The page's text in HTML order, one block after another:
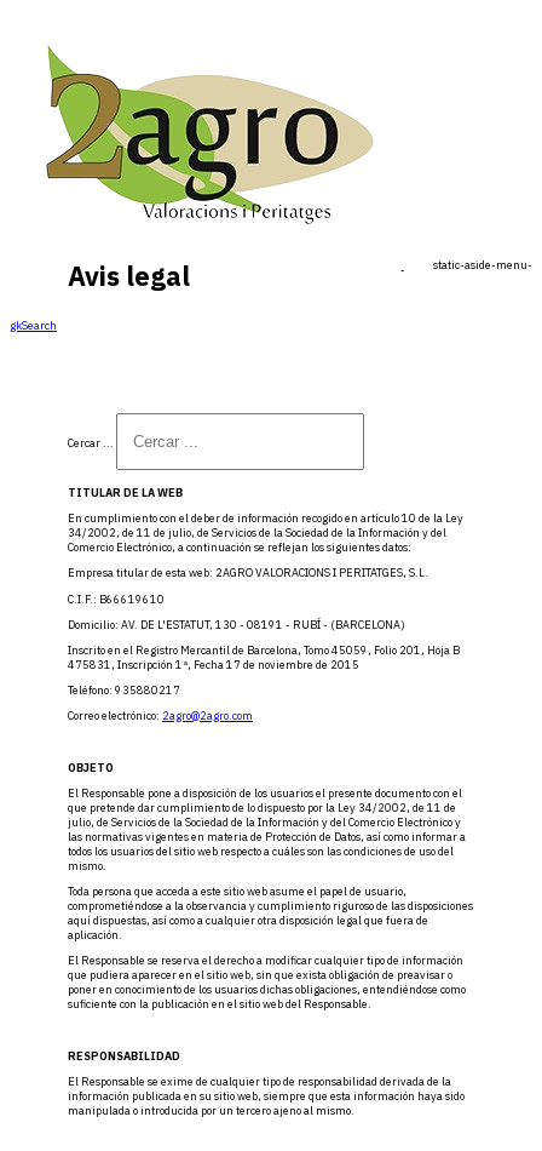
static-aside-menu-
gkSearch
Cercar ...
Avis legal
TITULAR DE LA WEB
En cumplimiento con el deber de información recogido en artículo 10 de la Ley
34/2002, de 11 de julio, de Servicios de la Sociedad de la Información y del
Comercio Electrónico, a continuación se reflejan los siguientes datos:
Empresa titular de esta web: 2AGRO VALORACIONS I PERITATGES, S.L.
C.I.F.: B66619610
Domicilio: AV. DE L'ESTATUT, 130 - 08191 - RUBÍ - (BARCELONA)
Inscrito en el Registro Mercantil de Barcelona, Tomo 45059, Folio 201, Hoja B
475831, Inscripción 1ª, Fecha 17 de noviembre de 2015
Teléfono: 935880217
Correo electrónico: 2agro@2agro.com
OBJETO
El Responsable pone a disposición de los usuarios el presente documento con el
que pretende dar cumplimiento de lo dispuesto por la Ley 34/2002, de 11 de
julio, de Servicios de la Sociedad de la Información y del Comercio Electrónico y
las normativas vigentes en materia de Protección de Datos, así como informar a
todos los usuarios del sitio web respecto a cuáles son las condiciones de uso del
mismo.
Toda persona que acceda a este sitio web asume el papel de usuario,
comprometiéndose a la observancia y cumplimiento riguroso de las disposiciones
aquí dispuestas, así como a cualquier otra disposición legal que fuera de
aplicación.
El Responsable se reserva el derecho a modificar cualquier tipo de información
que pudiera aparecer en el sitio web, sin que exista obligación de preavisar o
poner en conocimiento de los usuarios dichas obligaciones, entendiéndose como
suficiente con la publicación en el sitio web del Responsable.
RESPONSABILIDAD
El Responsable se exime de cualquier tipo de responsabilidad derivada de la
información publicada en su sitio web, siempre que esta información haya sido
manipulada o introducida por un tercero ajeno al mismo.